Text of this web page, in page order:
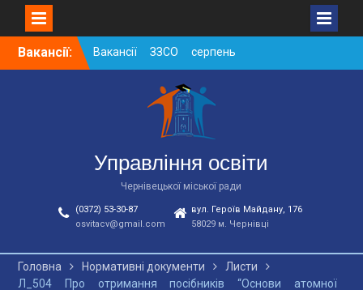
SkipВакансії:
Вакансії ЗЗСО серпень
2026
Вакансії ЗЗСО червень
Вакансії у ЗДО та
дошкільних підрозділах
ЗЗСО станом на
01.08.2026 р.
Управління освіти
Чернівецької міської ради
(0372) 53-30-87
osvitacv@gmail.com
вул. Героїв Майдану, 176
58029 м. Чернівці
Головна Нормативні документи
Листи
Л_504 Про отримання посібників “Основи атомної